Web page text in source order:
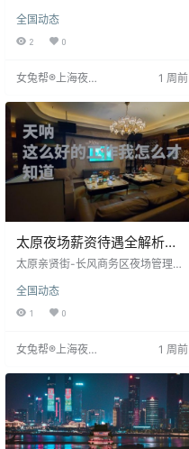
氛。正规场子提供专业化妆造型，
个人需注重皮肤体态管理。薪资日
结1200-1800元，包食宿。周边餐
力，收入稳定。
全国动态
2 0
女兔帮®上海夜场
1 周前
太原夜场薪资待遇全解析，
亲贤街场子日结1200-1800
太原亲贤街-长风商务区夜场管理正
稳定，熟客多，做得久收入高。适
合想稳定赚钱的姐妹，日结无押
金，值得考虑。
全国动态
1 0
女兔帮®上海夜场
1 周前